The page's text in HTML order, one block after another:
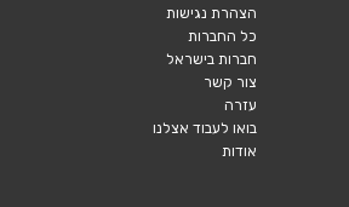
הצהרת נגישות
כל החברות
חברות בישראל
צור קשר
עזרה
בואו לעבוד אצלנו
אודות